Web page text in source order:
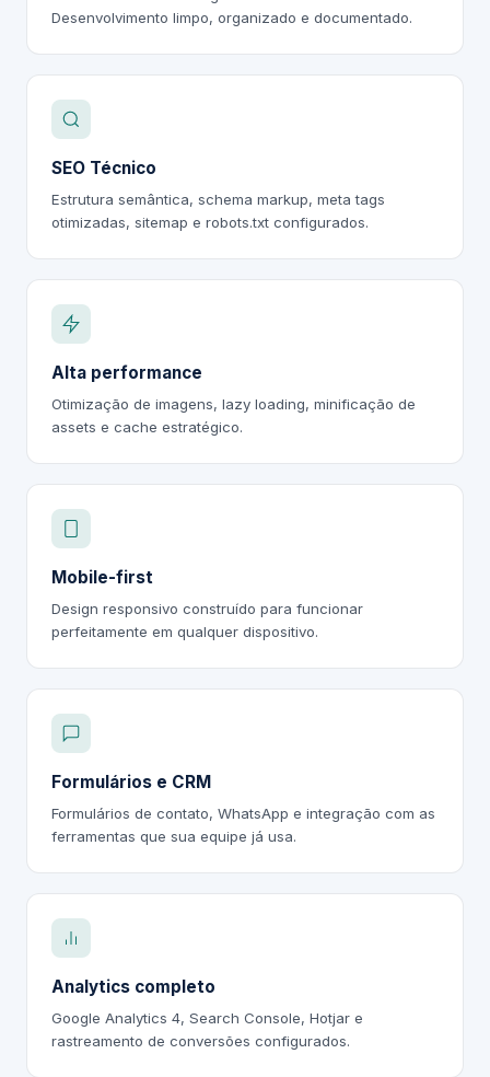
Desenvolvimento limpo, organizado e documentado.
SEO Técnico
Estrutura semântica, schema markup, meta tags
otimizadas, sitemap e robots.txt configurados.
Alta performance
Otimização de imagens, lazy loading, minificação de
assets e cache estratégico.
Mobile-first
Design responsivo construído para funcionar
perfeitamente em qualquer dispositivo.
Formulários e CRM
Formulários de contato, WhatsApp e integração com as
ferramentas que sua equipe já usa.
Analytics completo
Google Analytics 4, Search Console, Hotjar e
rastreamento de conversões configurados.